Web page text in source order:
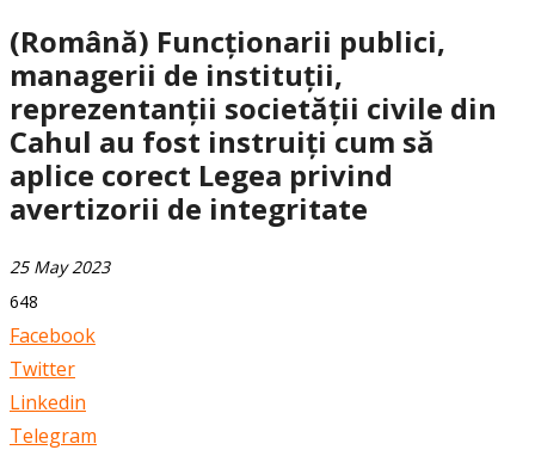
(Română) Funcționarii publici,
managerii de instituții,
reprezentanții societății civile din
Cahul au fost instruiți cum să
aplice corect Legea privind
avertizorii de integritate
25 May 2023
648
Facebook
Twitter
Linkedin
Telegram